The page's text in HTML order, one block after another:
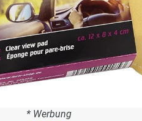
* Werbung